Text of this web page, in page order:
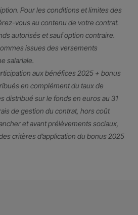
Pour les conditions et limites des
vous au contenu de votre contrat.
autorisés et sauf option contraire.
issues des versements
salariale.
aux bénéfices 2025 + bonus
en complément du taux de
distribué sur le fonds en euros au 31
de gestion du contrat, hors coût
et avant prélèvements sociaux,
critères d’application du bonus 2025